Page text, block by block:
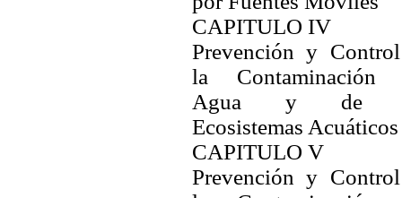
CAPITULO IV
Prevención y
la Contaminación
Agua y de
Ecosistemas Acuáticos
CAPITULO V
Prevención y